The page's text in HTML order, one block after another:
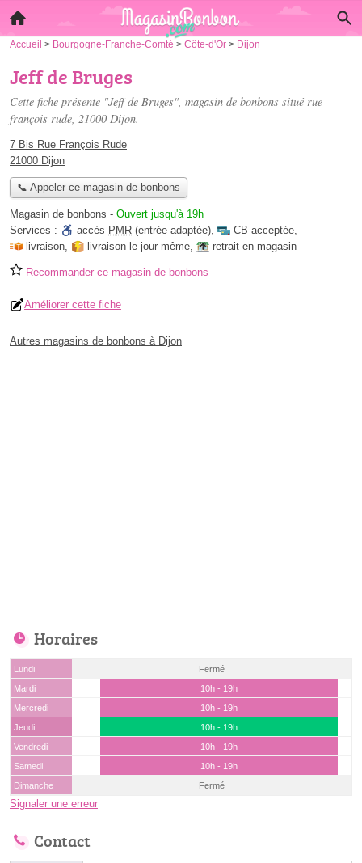
Accueil > Bourgogne-Franche-Comté > Côte-d'Or > Dijon
Jeff de Bruges
Cette fiche présente "Jeff de Bruges", magasin de bonbons situé rue
françois rude, 21000 Dijon.
7 Bis Rue François Rude
21000 Dijon
📞 Appeler ce magasin de bonbons
Magasin de bonbons - Ouvert jusqu'à 19h
Services :
accès PMR (entrée adaptée), CB acceptée,
livraison, livraison le jour même, retrait en magasin
Recommander ce magasin de bonbons
Améliorer cette fiche
Autres magasins de bonbons à Dijon
Horaires
Lundi
Fermé
Mardi
10h - 19h
Mercredi
10h - 19h
Jeudi
10h - 19h
Vendredi
10h - 19h
Samedi
10h - 19h
Dimanche
Fermé
Signaler une erreur
Contact